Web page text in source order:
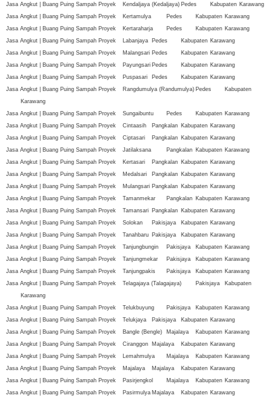
Jasa Angkut | Buang Puing Sampah Proyek
Kendaljaya (Kedaljaya) Pedes Kabupaten Karawang
Jasa Angkut | Buang Puing Sampah Proyek
Kertamulya Pedes Kabupaten Karawang
Jasa Angkut | Buang Puing Sampah Proyek
Kertaraharja Pedes Kabupaten Karawang
Jasa Angkut | Buang Puing Sampah Proyek
Labanjaya Pedes Kabupaten Karawang
Jasa Angkut | Buang Puing Sampah Proyek
Malangsari Pedes Kabupaten Karawang
Jasa Angkut | Buang Puing Sampah Proyek
Payungsari Pedes Kabupaten Karawang
Jasa Angkut | Buang Puing Sampah Proyek
Puspasari Pedes Kabupaten Karawang
Jasa Angkut | Buang Puing Sampah Proyek
Rangdumulya (Randumulya) Pedes
Kabupaten
Karawang
Jasa Angkut | Buang Puing Sampah Proyek
Sungaibuntu Pedes Kabupaten Karawang
Jasa Angkut | Buang Puing Sampah Proyek
Cintaasih Pangkalan Kabupaten Karawang
Jasa Angkut | Buang Puing Sampah Proyek
Ciptasari Pangkalan Kabupaten Karawang
Jasa Angkut | Buang Puing Sampah Proyek
Jatilaksana Pangkalan Kabupaten Karawang
Jasa Angkut | Buang Puing Sampah Proyek
Kertasari Pangkalan Kabupaten Karawang
Jasa Angkut | Buang Puing Sampah Proyek
Medalsari Pangkalan Kabupaten Karawang
Jasa Angkut | Buang Puing Sampah Proyek
Mulangsari Pangkalan Kabupaten Karawang
Jasa Angkut | Buang Puing Sampah Proyek
Tamanmekar Pangkalan Kabupaten Karawang
Jasa Angkut | Buang Puing Sampah Proyek
Tamansari Pangkalan Kabupaten Karawang
Jasa Angkut | Buang Puing Sampah Proyek
Solokan Pakisjaya Kabupaten Karawang
Jasa Angkut | Buang Puing Sampah Proyek
Tanahbaru Pakisjaya Kabupaten Karawang
Jasa Angkut | Buang Puing Sampah Proyek
Tanjungbungin Pakisjaya Kabupaten Karawang
Jasa Angkut | Buang Puing Sampah Proyek
Tanjungmekar Pakisjaya Kabupaten Karawang
Jasa Angkut | Buang Puing Sampah Proyek
Tanjungpakis Pakisjaya Kabupaten Karawang
Jasa Angkut | Buang Puing Sampah Proyek
Telagajaya (Talagajaya) Pakisjaya
Kabupaten
Karawang
Jasa Angkut | Buang Puing Sampah Proyek
Telukbuyung Pakisjaya Kabupaten Karawang
Jasa Angkut | Buang Puing Sampah Proyek
Telukjaya Pakisjaya Kabupaten Karawang
Jasa Angkut | Buang Puing Sampah Proyek
Bangle (Bengle) Majalaya Kabupaten Karawang
Jasa Angkut | Buang Puing Sampah Proyek
Ciranggon Majalaya Kabupaten Karawang
Jasa Angkut | Buang Puing Sampah Proyek
Lemahmulya Majalaya Kabupaten Karawang
Jasa Angkut | Buang Puing Sampah Proyek
Majalaya Majalaya Kabupaten Karawang
Jasa Angkut | Buang Puing Sampah Proyek
Pasirjengkol Majalaya Kabupaten Karawang
Jasa Angkut | Buang Puing Sampah Proyek
Pasirmulya Majalaya Kabupaten Karawang